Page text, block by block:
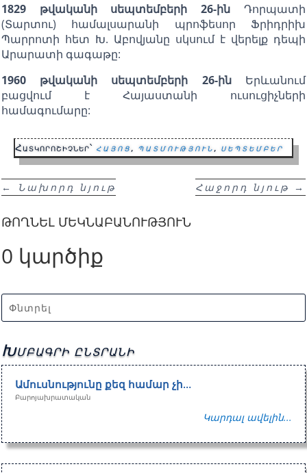
1829 թվականի սեպտեմբերի 26-ին Դորպատի
(Տարտու) համալսարանի պրոֆեսոր Ֆրիդրիխ
Պարրոտի հետ Խ. Աբովյանը սկսում է վերելք դեպի
Արարատի գագաթը:
1960 թվականի սեպտեմբերի 26-ինԵրևանում
բացվում է Հայաստանի ուսուցիչների
համագումարը:
Հատկորոշիչներ՝ հայոց, պատմություն, սեպտեմբեր
← Նախորդ նյութ Հաջորդ նյութ →
ԹՈՂՆԵԼ ՄԵԿՆԱԲԱՆՈՒԹՅՈՒՆ
0 կարծիք
Խմբագրի ընտրանի
Ամուսնությունը քեզ համար չի…
Բարոյախրատական
Կարդալ ավելին...